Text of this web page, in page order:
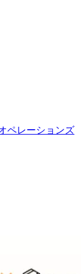
ペレーションズ